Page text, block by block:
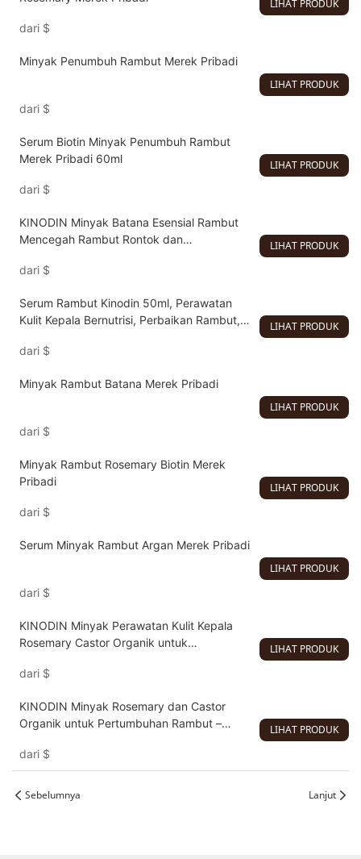
dari $
LIHAT PRODUK
Minyak Penumbuh Rambut Merek Pribadi
dari $
LIHAT PRODUK
Serum Biotin Minyak Penumbuh Rambut
Merek Pribadi 60ml
dari $
LIHAT PRODUK
KINODIN Minyak Batana Esensial Rambut
Mencegah Rambut Rontok dan
dari $
LIHAT PRODUK
Serum Rambut Kinodin 50ml, Perawatan
Kulit Kepala Bernutrisi, Perbaikan Rambut,
Perawatan Rambut untuk Penggunaan di
dari $
LIHAT PRODUK
Minyak Rambut Batana Merek Pribadi
dari $
LIHAT PRODUK
Minyak Rambut Rosemary Biotin Merek
Pribadi
dari $
LIHAT PRODUK
Serum Minyak Rambut Argan Merek Pribadi
dari $
LIHAT PRODUK
KINODIN Minyak Perawatan Kulit Kepala
Rosemary Castor Organik untuk
Kandungan Vitamin E Murni 100% untuk Pria
dari $
LIHAT PRODUK
KINODIN Minyak Rosemary dan Castor
Organik untuk Pertumbuhan Rambut –
Serbaguna 100% Murni
dari $
LIHAT PRODUK
Sebelumnya Lanjut